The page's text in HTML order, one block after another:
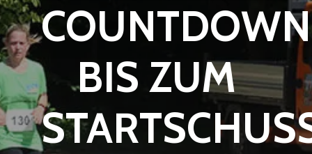
COUNTDOWN
BIS ZUM